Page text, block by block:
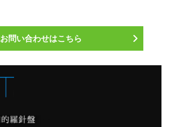
お問い合わせはこちら